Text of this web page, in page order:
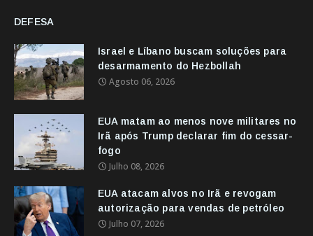
DEFESA
Israel e Líbano buscam soluções para
desarmamento do Hezbollah
Agosto 06, 2026
EUA matam ao menos nove militares no
Irã após Trump declarar fim do cessar-
fogo
Julho 08, 2026
EUA atacam alvos no Irã e revogam
autorização para vendas de petróleo
Julho 07, 2026